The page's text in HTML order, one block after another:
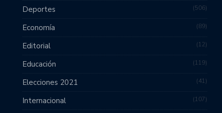
Deportes 506
Economía 89
Editorial 12
Educación 119
Elecciones 2021 41
Internacional 107